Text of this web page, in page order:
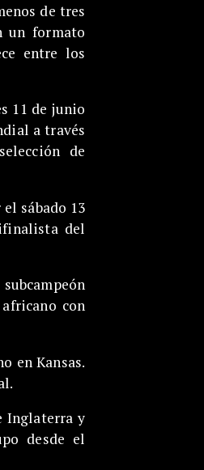
de tres
un formato
entre los
11 de junio
a través
de
sábado 13
del
con
en Kansas.
Inglaterra y
desde el